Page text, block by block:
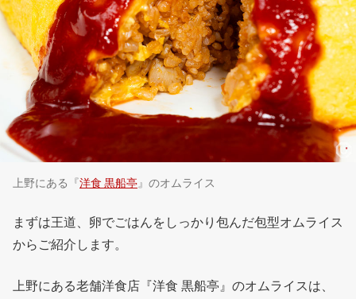
上野にある『洋食 黒船亭 』のオムライス
まずは王道、卵でごはんをしっかり包んだ包型オムライス
からご紹介します。
上野にある老舗洋食店『洋食 黒船亭』のオムライスは、